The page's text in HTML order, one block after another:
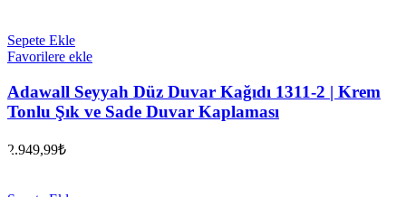
Sepete Ekle
Favorilere ekle
Adawall Seyyah Düz Duvar Kağıdı 1311-2 | Krem
Tonlu Şık ve Sade Duvar Kaplaması
2.949,99₺